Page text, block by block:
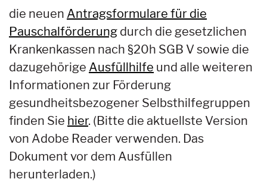
die neuen Antragsformulare für die
Pauschalförderung durch die gesetzlichen
Krankenkassen nach §20h SGB V sowie die
dazugehörige Ausfüllhilfe und alle weiteren
Informationen zur Förderung
gesundheitsbezogener Selbsthilfegruppen
finden Sie hier. (Bitte die aktuellste Version
von Adobe Reader verwenden. Das
Dokument vor dem Ausfüllen
herunterladen.)